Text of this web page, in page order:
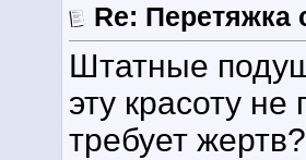
Re: Перетяжка
Штатные
эту красоту
требует жертв?